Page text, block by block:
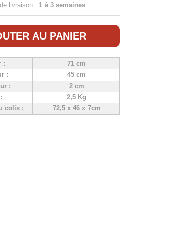
livraison : 1 à 3 semaines
AU PANIER
:
71 cm
:
45 cm
:
2 cm
2,5 Kg
colis :
72,5 x 46 x 7cm